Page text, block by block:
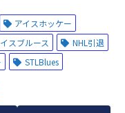
アイスホッケー
スブルース
NHL引退
STLBlues